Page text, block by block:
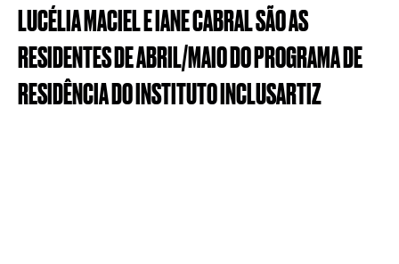
LUCÉLIAMACIELEIANECABRALSÃOAS
RESIDENTESDEABRIL/MAIODOPROGRAMADE
RESIDÊNCIADOINSTITUTOINCLUSARTIZ